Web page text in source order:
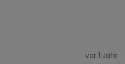
vor 1 Jahr